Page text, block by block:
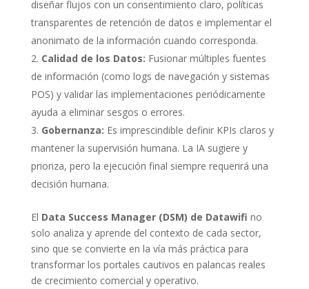
diseñar flujos con un consentimiento claro, políticas
transparentes de retención de datos e implementar el
anonimato de la información cuando corresponda.
Calidad de los Datos: Fusionar múltiples fuentes
de información (como logs de navegación y sistemas
POS) y validar las implementaciones periódicamente
ayuda a eliminar sesgos o errores.
Gobernanza: Es imprescindible definir KPIs claros y
mantener la supervisión humana. La IA sugiere y
prioriza, pero la ejecución final siempre requerirá una
decisión humana.
El Data Success Manager (DSM) de Datawifi no
solo analiza y aprende del contexto de cada sector,
sino que se convierte en la vía más práctica para
transformar los portales cautivos en palancas reales
de crecimiento comercial y operativo.